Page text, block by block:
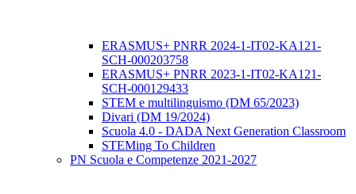
ERASMUS+ PNRR 2024-1-IT02-KA121-
SCH-000203758
ERASMUS+ PNRR 2023-1-IT02-KA121-
SCH-000129433
STEM e multilinguismo (DM 65/2023)
Divari (DM 19/2024)
Scuola 4.0 - DADA Next Generation Classroom
STEMing To Children
PN Scuola e Competenze 2021-2027